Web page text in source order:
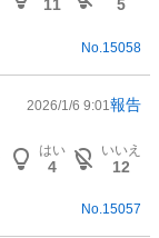
11
5
No. 15058
2026/1/6 9:01 報告
はい
4
いいえ
12
No.15057